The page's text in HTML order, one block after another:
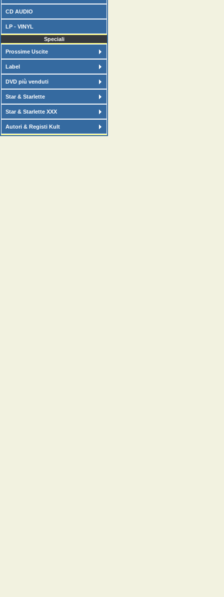
CD AUDIO
LP - VINYL
Speciali
Prossime Uscite
Label
DVD più venduti
Star & Starlette
Star & Starlette XXX
Autori & Registi Kult